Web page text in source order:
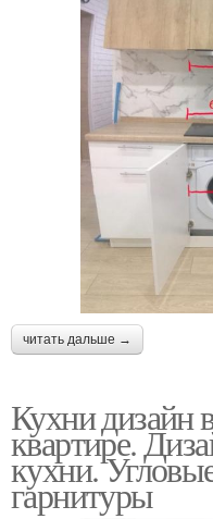
читать дальше →
Кухни дизайн
квартире.
кухни.
гарнитуры